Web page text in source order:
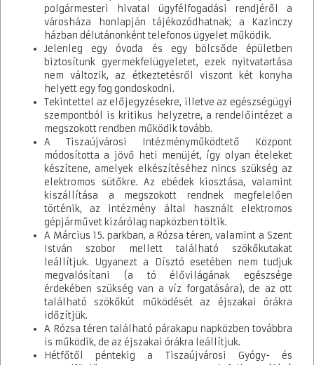
A projekt azonosító száma:KÖFOP-1.2.1-VEKOP-16-2017-00831
A projekt tartalmának bemutatása:
Az ASP rendszer bevezetése a hivatal 73 dolgozóját érinti
közvetlenül, a szakrendszerek közül az iratkezelő rendszert
mindegyik köztisztviselő használja. Az ASP rendszerhez 73 db
munkaállomás került csatlakoztatásra. A projekt további
célcsoportja Tiszaújváros lakossága, valamint a vállalkozások,
akiket az ASP rendszer bevezetésével lehetőség van magasabb
színvonalú kiszolgálásban részesíteni. Önkormányzatunk az
alábbi szakrendszerekhez csatlakozott: iratkezelő rendszer,
elektronikus ügyintézési portál rendszer, gazdálkodási rendszer,
ingatlanvagyon-kataszter rendszer, önkormányzati adó rendszer,
ipar- és kereskedelmi rendszer, hagyatéki leltár rendszer. A
projekt keretében beszerzésre és beépítésre került 1 db Switch
eszköz (3.), mely az NTG csatlakozáshoz szükséges hivatal oldali
hálózati eszköz és 73 db kártyaolvasó eszköz.
Az IT Biztonsági Szabályzat, az Iratkezelési Szabályzat és a
Gazdálkodási Szabályzat felülvizsgálata megtörtént. Az
elektronikus ügyintézéséhez kapcsolódó feltételek kialakítása
tevékenységen belül az önkormányzat a helyi iparűzési adó-
bevallás ügytípus elektronikus ügyintézéséhez kapcsolódó
feltételek kialakítása valósult meg. A 6 db szakrendszerbe
történő migrálás előtt megtörtént az adatok felülvizsgálata és
szükséges tisztítása. A csatlakozási folyamat során az
önkormányzat elvégezte a rendszer indításához szükséges
polgármesteri hivatal ügyfélfogadási rendjéről a
városháza honlapján tájékozódhatnak; a Kazinczy
házban délutánonként telefonos ügyelet működik.
Jelenleg egy óvoda és egy bölcsőde épületben
biztosítunk gyermekfelügyeletet, ezek nyitvatartása
nem változik, az étkeztetésről viszont két konyha
helyett egy fog gondoskodni.
Tekintettel az előjegyzésekre, illetve az egészségügyi
szempontból is kritikus helyzetre, a rendelőintézet a
megszokott rendben működik tovább.
A Tiszaújvárosi Intézményműködtető Központ
módosította a jövő heti menüjét, így olyan ételeket
készítene, amelyek elkészítéséhez nincs szükség az
elektromos sütőkre. Az ebédek kiosztása, valamint
kiszállítása a megszokott rendnek megfelelően
történik, az intézmény által használt elektromos
gépjárművet kizárólag napközben töltik.
A Március 15. parkban, a Rózsa téren, valamint a Szent
István szobor mellett található szökőkutakat
leállítjuk. Ugyanezt a Dísztó esetében nem tudjuk
megvalósítani (a tó élővilágának egészsége
érdekében szükség van a víz forgatására), de az ott
található szökőkút működését az éjszakai órákra
időzítjük.
A Rózsa téren található párakapu napközben továbbra
is működik, de az éjszakai órákra leállítjuk.
Hétfőtől péntekig a Tiszaújvárosi Gyógy- és